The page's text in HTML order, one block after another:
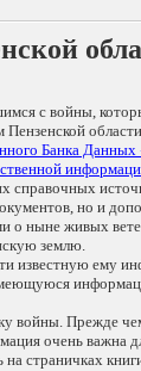
с войны,
Банка
справочных
но и
о ныне живых
землю.
известную ему
войны. Прежде
очень важна
страничках